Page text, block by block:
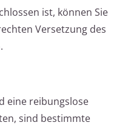
ist, können Sie
Versetzung des
eine reibungslose
sind bestimmte